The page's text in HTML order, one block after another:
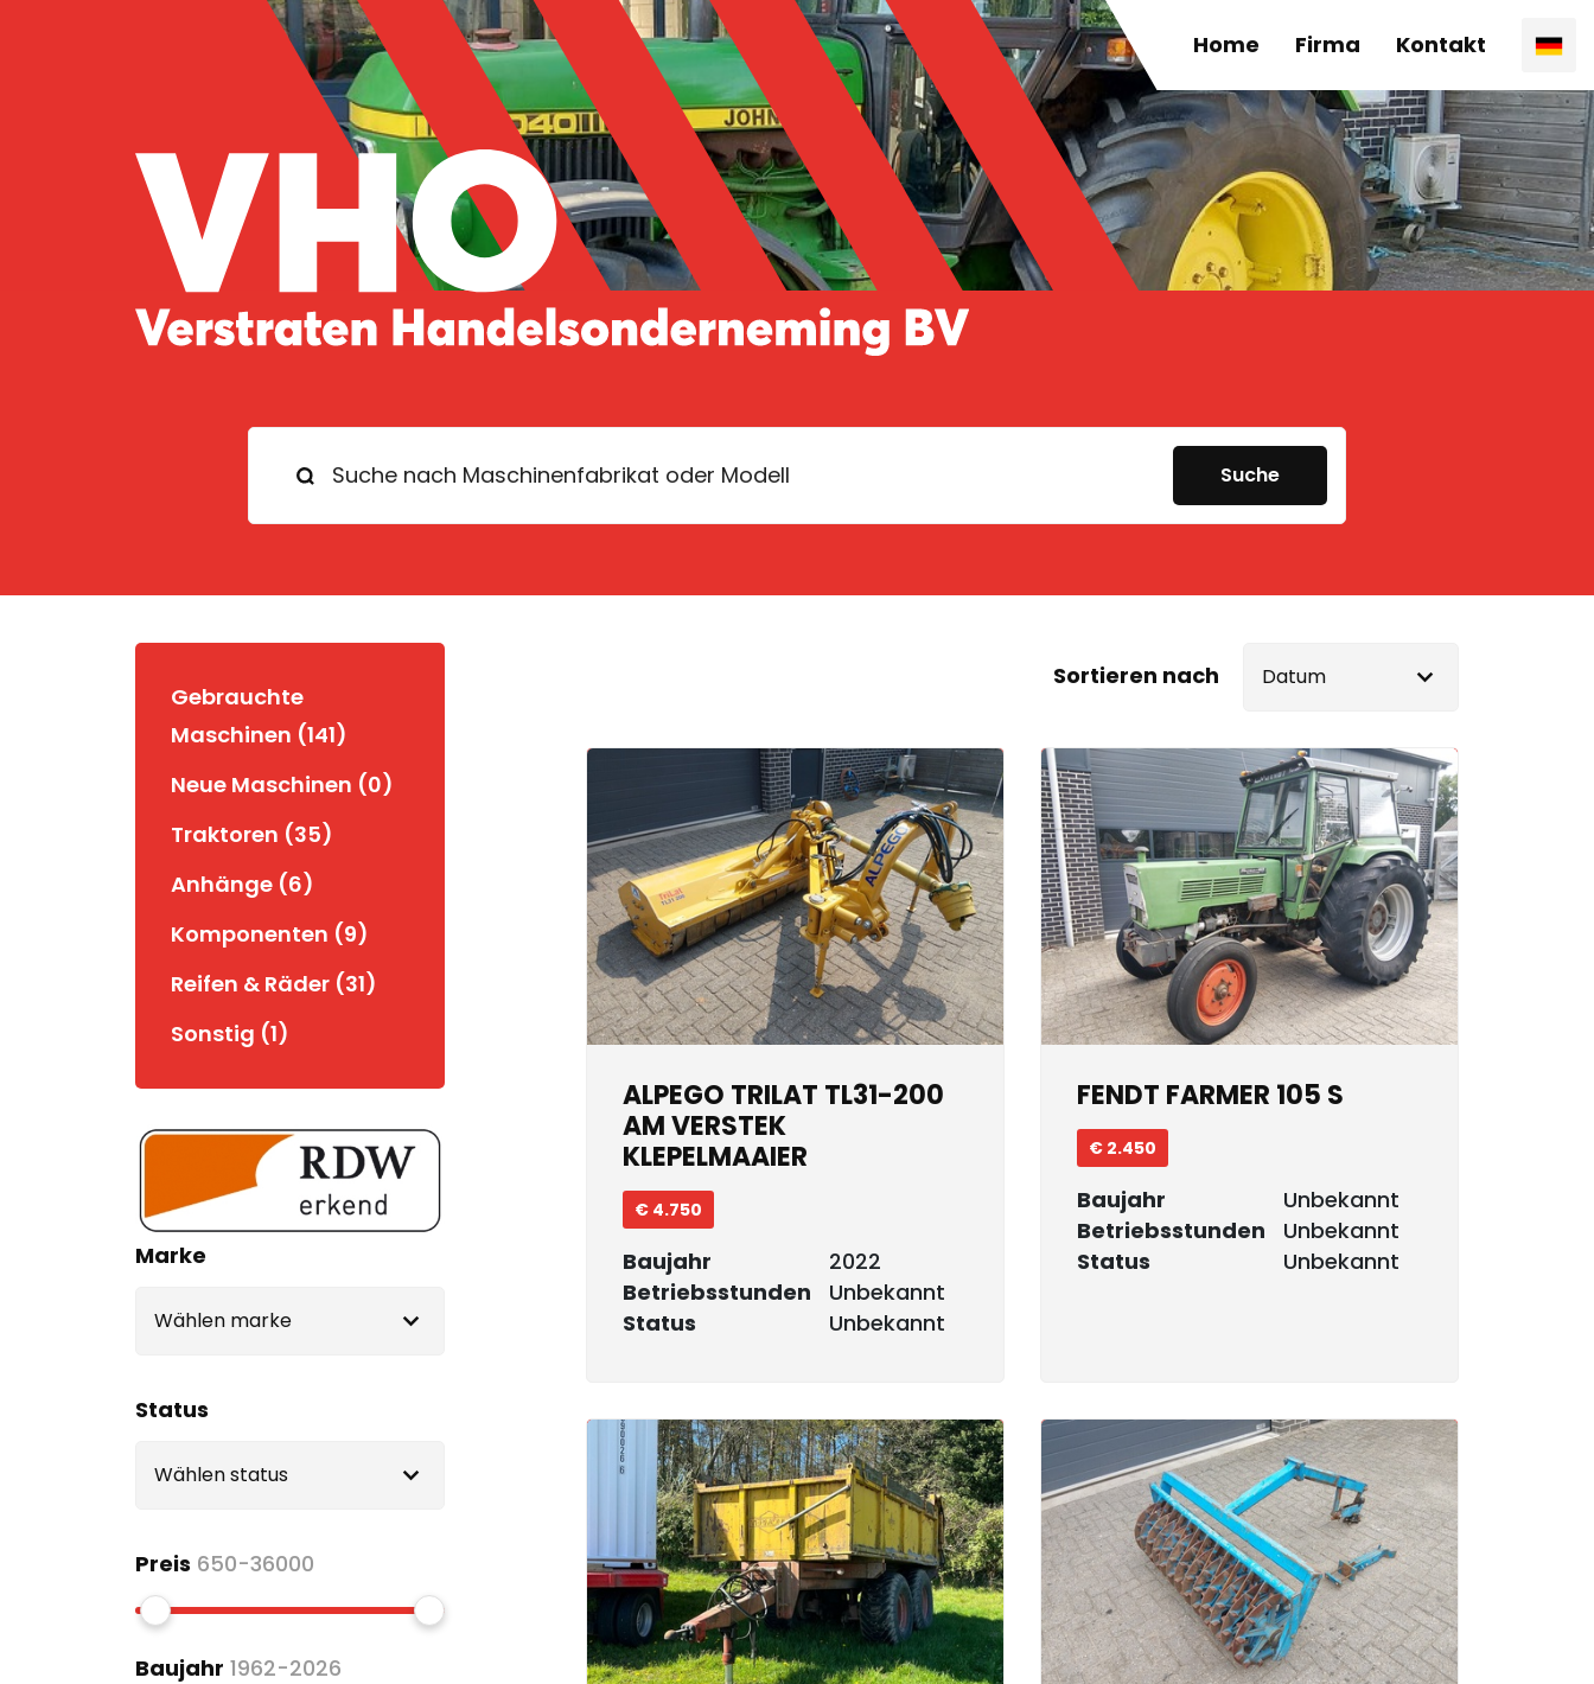
Home Firma Kontakt
Gebrauchte
Maschinen (141)
Neue Maschinen (0)
Traktoren (35)
Anhänge (6)
Komponenten (9)
Reifen & Räder (31)
Sonstig (1)
Marke
Status
Preis 650-36000
Baujahr 1962-2026
Sortieren nach
ALPEGO TRILAT TL31-200
AM VERSTEK
KLEPELMAAIER
€ 4.750
Baujahr
2022
Betriebsstunden
Unbekannt
Status
Unbekannt
FENDT FARMER 105 S
€ 2.450
Baujahr
Unbekannt
Betriebsstunden
Unbekannt
Status
Unbekannt